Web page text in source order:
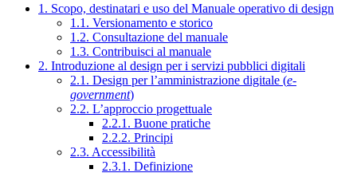
1. Scopo, destinatari e uso del Manuale operativo di design
1.1. Versionamento e storico
1.2. Consultazione del manuale
1.3. Contribuisci al manuale
2. Introduzione al design per i servizi pubblici digitali
2.1. Design per l’amministrazione digitale (e-
government)
2.2. L’approccio progettuale
2.2.1. Buone pratiche
2.2.2. Principi
2.3. Accessibilità
2.3.1. Definizione